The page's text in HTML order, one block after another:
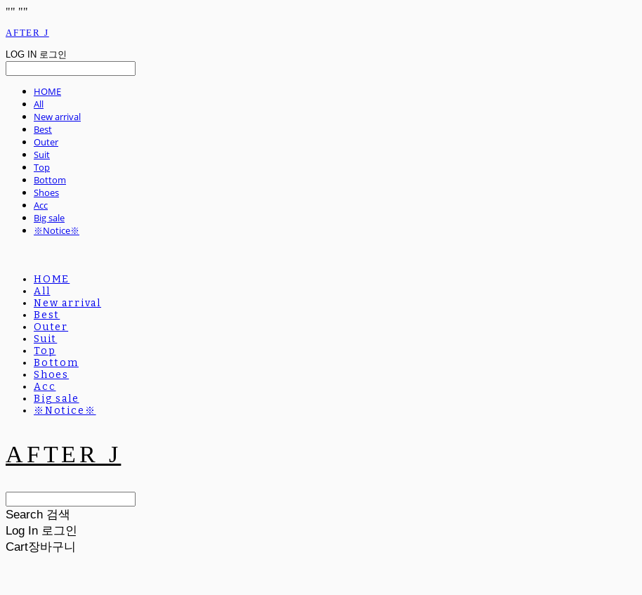
"" ""
AFTER J
LOG IN 로그인
HOME
All
New arrival
Best
Outer
Suit
Top
Bottom
Shoes
Acc
Big sale
※Notice※
HOME
All
New arrival
Best
Outer
Suit
Top
Bottom
Shoes
Acc
Big sale
※Notice※
AFTER J
Search 검색
Log In 로그인
Cart장바구니